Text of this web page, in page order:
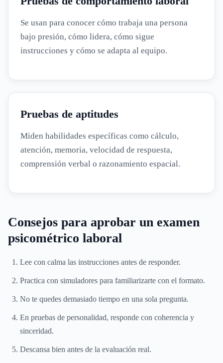
Se usan para conocer cómo trabaja una persona
bajo presión, cómo lidera, cómo sigue
instrucciones y cómo se adapta al equipo.
Pruebas de aptitudes
Miden habilidades específicas como cálculo,
atención, memoria, velocidad de respuesta,
comprensión verbal o razonamiento espacial.
Consejos para aprobar un examen
psicométrico laboral
Lee con calma las instrucciones antes de responder.
Practica con simuladores para familiarizarte con el formato.
No te quedes demasiado tiempo en una sola pregunta.
En pruebas de personalidad, responde con coherencia y
sinceridad.
Descansa bien antes de la evaluación real.